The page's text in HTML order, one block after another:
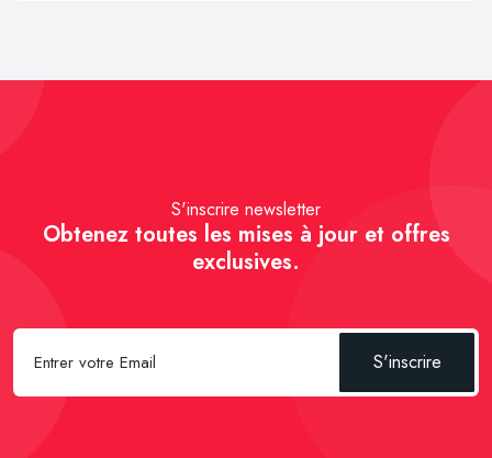
S'inscrire newsletter
Obtenez toutes les mises à jour et offres
exclusives.
S'inscrire